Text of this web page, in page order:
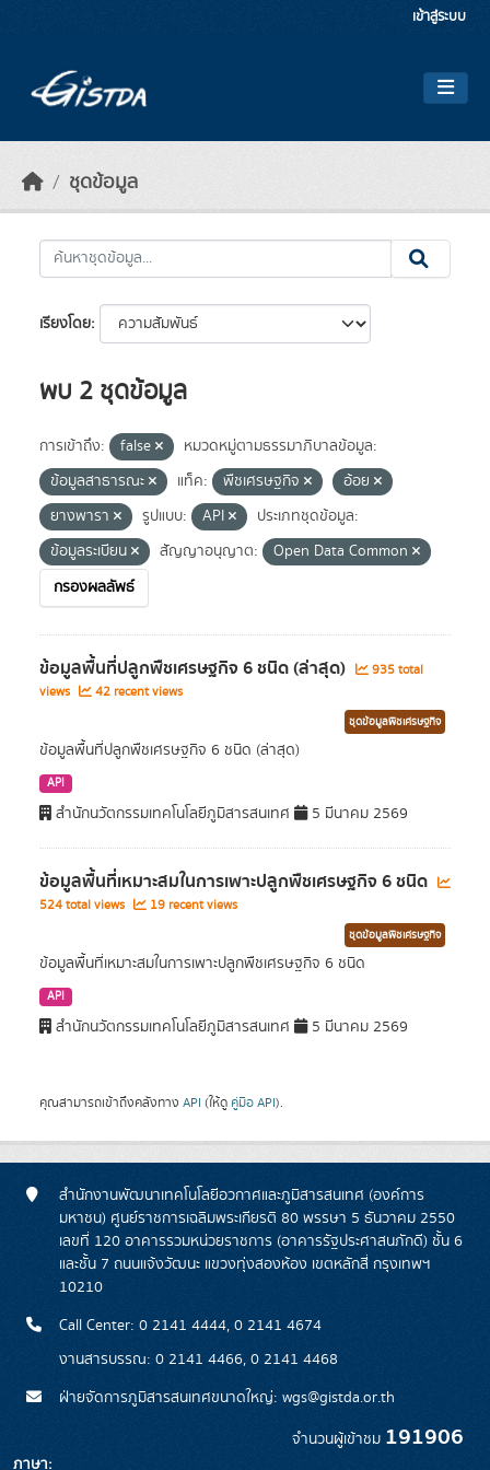
เข้าสู่ระบบ
ชุดข้อมูล
เรียงโดย
พบ 2 ชุดข้อมูล
การเข้าถึง: false
หมวดหมู่ตามธรรมาภิบาลข้อมูล:
ข้อมูลสาธารณะ
แท็ค: พืชเศรษฐกิจ
อ้อย
ยางพารา
รูปแบบ: API
ประเภทชุดข้อมูล:
ข้อมูลระเบียน
สัญญาอนุญาต:
Open Data Common
กรองผลลัพธ์
ข้อมูลพื้นที่ปลูกพืชเศรษฐกิจ 6 ชนิด (ล่าสุด)
935 total
views
42 recent views
ชุดข้อมูลพืชเศรษฐกิจ
ข้อมูลพื้นที่ปลูกพืชเศรษฐกิจ 6 ชนิด (ล่าสุด)
API
สำนักนวัตกรรมเทคโนโลยีภูมิสารสนเทศ 5 มีนาคม 2569
ข้อมูลพื้นที่เหมาะสมในการเพาะปลูกพืชเศรษฐกิจ 6 ชนิด
524 total views 19 recent views
ชุดข้อมูลพืชเศรษฐกิจ
ข้อมูลพื้นที่เหมาะสมในการเพาะปลูกพืชเศรษฐกิจ 6 ชนิด
API
สำนักนวัตกรรมเทคโนโลยีภูมิสารสนเทศ 5 มีนาคม 2569
คุณสามารถเข้าถึงคลังทาง API (ให้ดู คู่มือ API).
สำนักงานพัฒนาเทคโนโลยีอวกาศและภูมิสารสนเทศ (องค์การ
มหาชน) ศูนย์ราชการเฉลิมพระเกียรติ 80 พรรษา 5 ธันวาคม 2550
เลขที่ 120 อาคารรวมหน่วยราชการ (อาคารรัฐประศาสนภักดี) ชั้น 6
และชั้น 7 ถนนแจ้งวัฒนะ แขวงทุ่งสองห้อง เขตหลักสี่ กรุงเทพฯ
10210
Call Center: 0 2141 4444, 0 2141 4674
งานสารบรรณ: 0 2141 4466, 0 2141 4468
ฝ่ายจัดการภูมิสารสนเทศขนาดใหญ่: wgs@gistda.or.th
จำนวนผู้เข้าชม 191906
ภาษา